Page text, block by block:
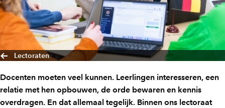
Lectoraten
Docenten moeten veel kunnen. Leerlingen interesseren, een
relatie met hen opbouwen, de orde bewaren en kennis
overdragen. En dat allemaal tegelijk. Binnen ons lectoraat